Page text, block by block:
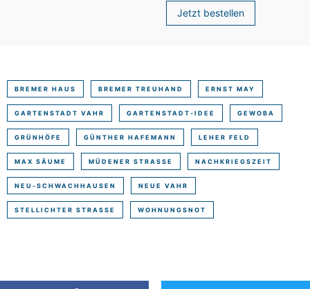
Jetzt bestellen
BREMER HAUS BREMER TREUHAND ERNST MAY
GARTENSTADT VAHR GARTENSTADT-IDEE GEWOBA
GRÜNHÖFE GÜNTHER HAFEMANN LEHER FELD
MAX SÄUME MÜDENER STRASSE NACHKRIEGSZEIT
NEU-SCHWACHHAUSEN NEUE VAHR
STELLICHTER STRASSE WOHNUNGSNOT